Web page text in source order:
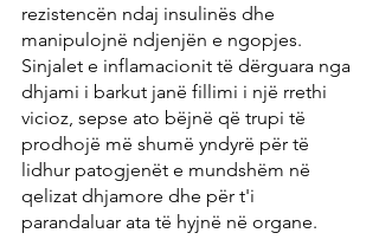
rezistencën ndaj insulinës dhe
manipulojnë ndjenjën e ngopjes.
Sinjalet e inflamacionit të dërguara nga
dhjami i barkut janë fillimi i një rrethi
vicioz, sepse ato bëjnë që trupi të
prodhojë më shumë yndyrë për të
lidhur patogjenët e mundshëm në
qelizat dhjamore dhe për t'i
parandaluar ata të hyjnë në organe.